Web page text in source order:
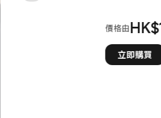
價格由HK$
現價 HK$1099
市場價格
立即購買